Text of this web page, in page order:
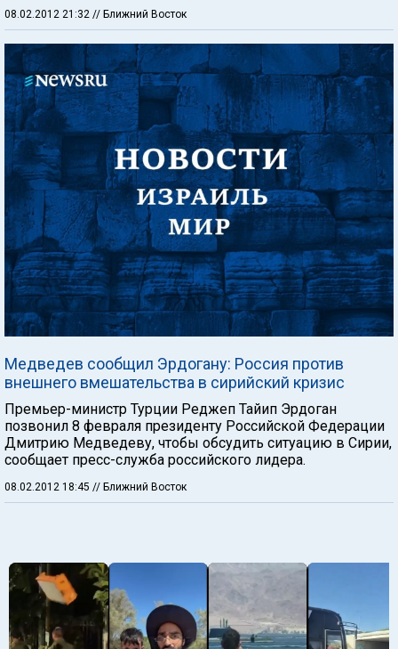
08.02.2012 21:32 // Ближний Восток
Медведев сообщил Эрдогану: Россия против
внешнего вмешательства в сирийский кризис
Премьер-министр Турции Реджеп Тайип Эрдоган
позвонил 8 февраля президенту Российской Федерации
Дмитрию Медведеву, чтобы обсудить ситуацию в Сирии,
сообщает пресс-служба российского лидера.
08.02.2012 18:45 // Ближний Восток